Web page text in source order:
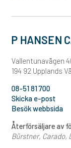
P HANSEN
Vallentunavägen
194 92 Upplands
08-51 81 700
Skicka e-post
Besök webbsida
Återförsäljare av
Bürstner Carado